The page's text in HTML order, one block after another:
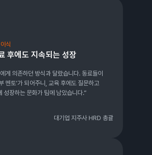
식
후에도 지속되는 성장
게 의존하던 방식과 달랐습니다. 동료들이
멘토’가 되어주니, 교육 후에도 질문하고
성장하는 문화가 팀에 남았습니다.”
대기업 지주사 HRD 총괄